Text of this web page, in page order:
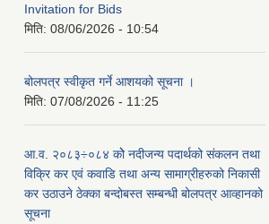
Invitation for Bids
मिति: 08/06/2026 - 10:54
बोलपत्र स्वीकृत गर्ने आशयको सूचना ।
मिति: 07/08/2026 - 11:25
आ.व. २०८३÷०८४ कोे नदीजन्य पदार्थको संकलन तथा
विक्रि कर एवं कवाडि तथा अन्य सामाग्रीहरुको निकासी
कर उठाउने ठेक्का बन्दोबस्त सम्बन्धी बोलपत्र आव्हानको
सूचना